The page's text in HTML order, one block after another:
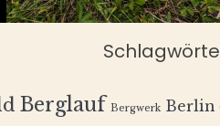
Berglauf Bergwerk Berlin